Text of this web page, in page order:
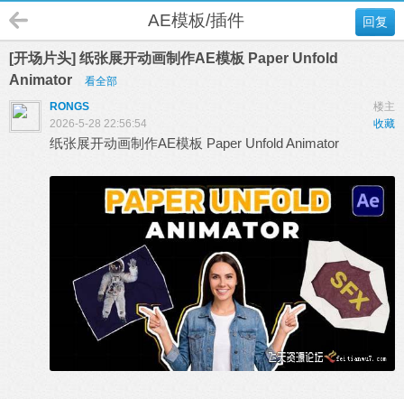
回复
AE模板/插件
[开场片头] 纸张展开动画制作AE模板 Paper Unfold
Animator
看全部
楼主
RONGS
收藏
2026-5-28 22:56:54
纸张展开动画制作AE模板 Paper Unfold Animator